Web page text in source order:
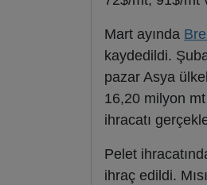
Mart ayında
kaydedildi.
pazar Asya
16,20 milyon mt
ihracatı
Pelet
ihraç edildi.